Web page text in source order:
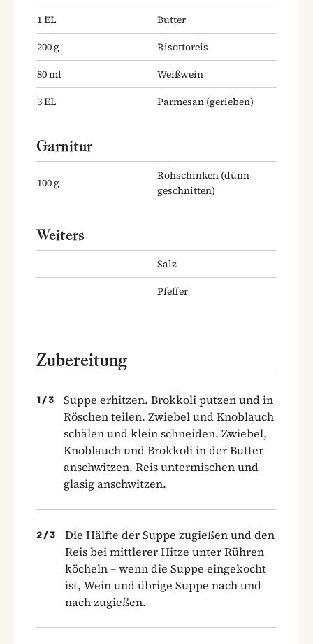
1EL
Butter
200g
Risottoreis
80ml
Weißwein
3EL Parmesan (gerieben)
Garnitur
100g
Rohschinken (dünn
geschnitten)
Weiters
Salz
Pfeffer
Zubereitung
1 / 3
Suppe erhitzen. Brokkoli putzen und in
Röschen teilen. Zwiebel und Knoblauch
schälen und klein schneiden. Zwiebel,
Knoblauch und Brokkoli in der Butter
anschwitzen. Reis untermischen und
glasig anschwitzen.
2 / 3
Die Hälfte der Suppe zugießen und den
Reis bei mittlerer Hitze unter Rühren
köcheln – wenn die Suppe eingekocht
ist, Wein und übrige Suppe nach und
nach zugießen.